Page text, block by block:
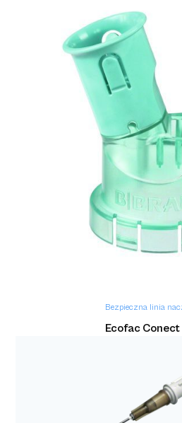
Bezpieczna linia
Intrafix Flush
Bezpieczna linia
Ecofac Conect